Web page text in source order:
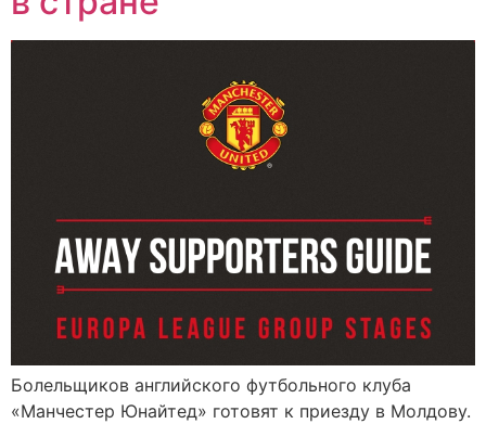
Болельщиков английского футбольного клуба
«Манчестер Юнайтед» готовят к приезду в Молдову.